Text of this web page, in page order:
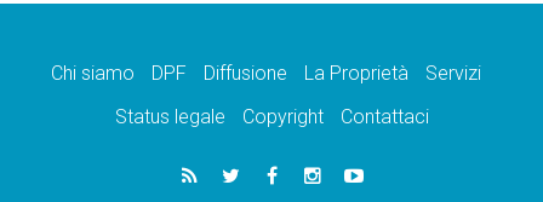
Chi siamo DPF Diffusione La Proprietà
Servizi
Status legale
Copyright Contattaci